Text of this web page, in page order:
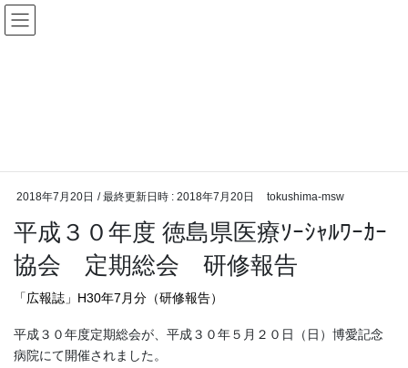
2018年7月20日 / 最終更新日時 : 2018年7月20日 tokushima-msw
平成３０年度 徳島県医療ｿｰｼｬﾙﾜｰｶｰ
協会 定期総会 研修報告
「広報誌」H30年7月分（研修報告）
平成３０年度定期総会が、平成３０年５月２０日（日）博愛記念
病院にて開催されました。